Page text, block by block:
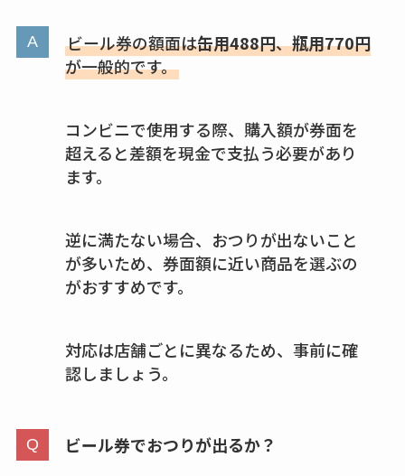
エッセンシャルフラ
売ってるか・代替品
など解説
復刻はある？ウルト
ラカパーは品切れ？
理由はなぜ？売って
ビール券の額面は缶用488円、瓶用770円
が一般的です。
コンビニで使用する際、購入額が券面を
超えると差額を現金で支払う必要があり
ます。
逆に満たない場合、おつりが出ないこと
が多いため、券面額に近い商品を選ぶの
がおすすめです。
対応は店舗ごとに異なるため、事前に確
認しましょう。
ビール券でおつりが出るか？